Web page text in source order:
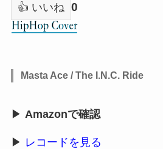
👍 いいね 0
Masta Ace / The I.N.C. Ride
▶ Amazonで確認
▶ レコードを見る